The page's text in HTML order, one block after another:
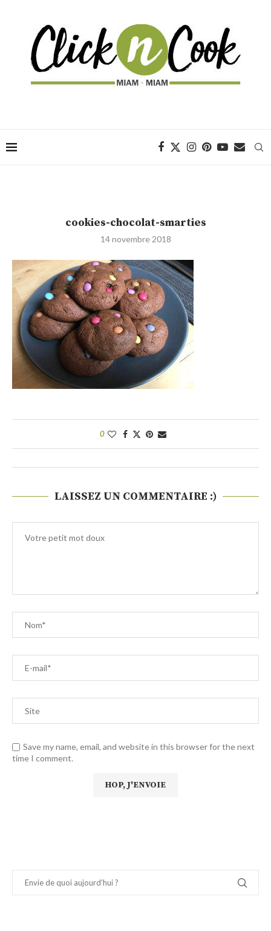
cookies-chocolat-smarties
14 novembre 2018
0
LAISSEZ UN COMMENTAIRE :)
Save my name, email, and website in this browser for the next
time I comment.